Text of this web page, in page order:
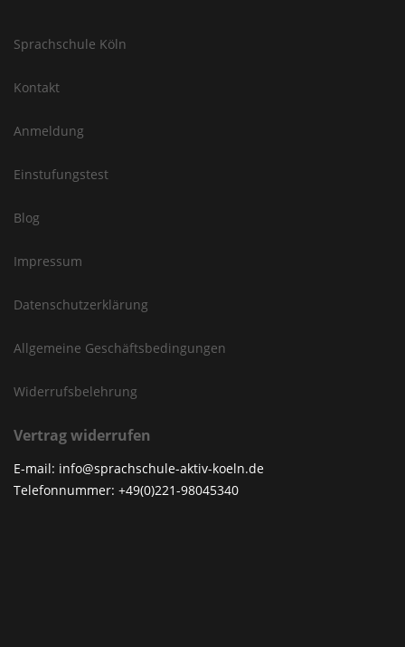
Sprachschule Köln
Kontakt
Anmeldung
Einstufungstest
Blog
Impressum
Datenschutzerklärung
Allgemeine Geschäftsbedingungen
Widerrufsbelehrung
Vertrag widerrufen
E-mail: info@sprachschule-aktiv-koeln.de
Telefonnummer: +49(0)221-98045340